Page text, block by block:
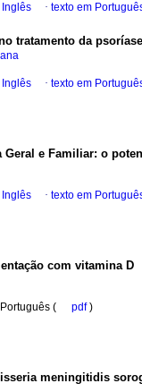
Inglês · texto em
tratamento da psoríase
Inglês · texto em
Geral e Familiar: o
Inglês · texto em
com vitamina D
Português ( pdf)
meningitidis